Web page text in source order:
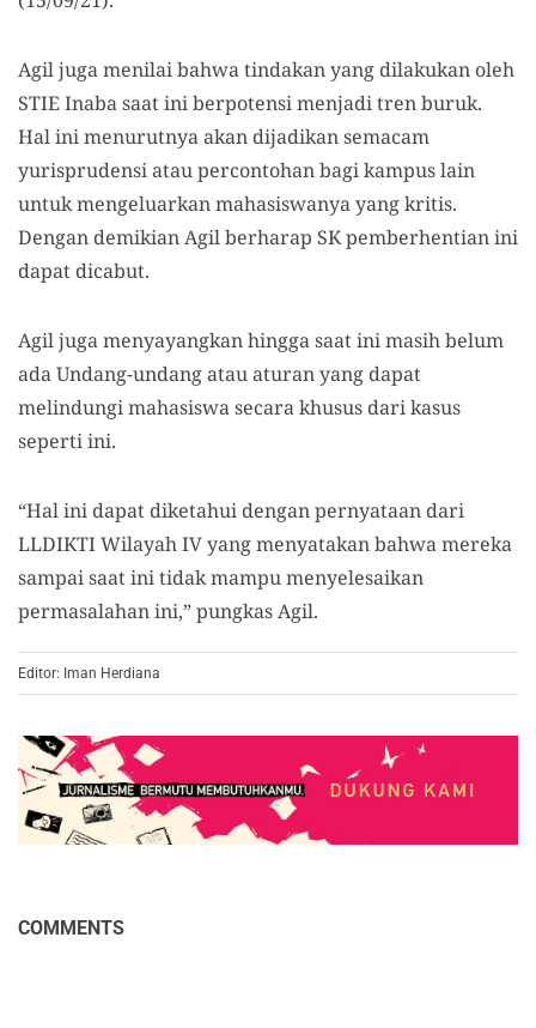
Agil juga menilai bahwa tindakan yang dilakukan oleh
STIE Inaba saat ini berpotensi menjadi tren buruk.
Hal ini menurutnya akan dijadikan semacam
yurisprudensi atau percontohan bagi kampus lain
untuk mengeluarkan mahasiswanya yang kritis.
Dengan demikian Agil berharap SK pemberhentian ini
dapat dicabut.
Agil juga menyayangkan hingga saat ini masih belum
ada Undang-undang atau aturan yang dapat
melindungi mahasiswa secara khusus dari kasus
seperti ini.
“Hal ini dapat diketahui dengan pernyataan dari
LLDIKTI Wilayah IV yang menyatakan bahwa mereka
sampai saat ini tidak mampu menyelesaikan
permasalahan ini,” pungkas Agil.
Editor: Iman Herdiana
COMMENTS